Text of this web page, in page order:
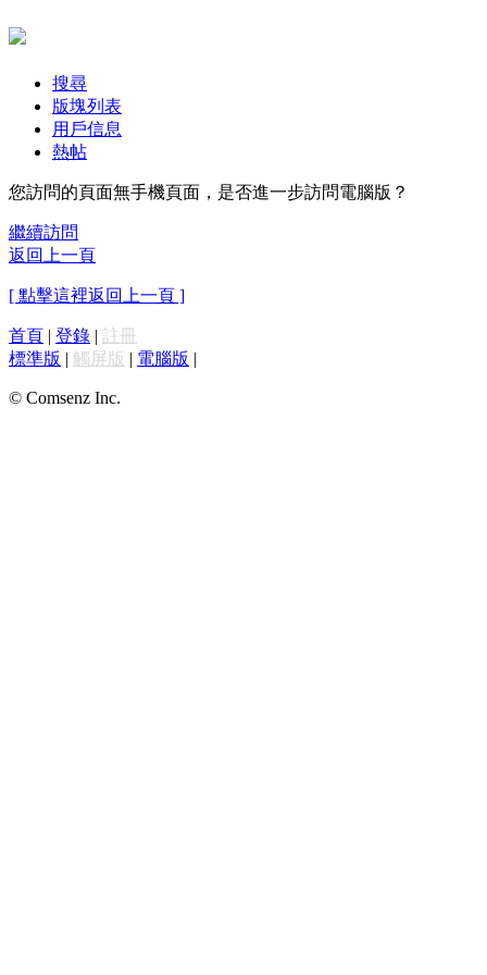
搜尋
版塊列表
用戶信息
熱帖
您訪問的頁面無手機頁面，是否進一步訪問電腦版？
繼續訪問
返回上一頁
[ 點擊這裡返回上一頁 ]
首頁 | 登錄 | 註冊
標準版 | 觸屏版 | 電腦版 |
© Comsenz Inc.